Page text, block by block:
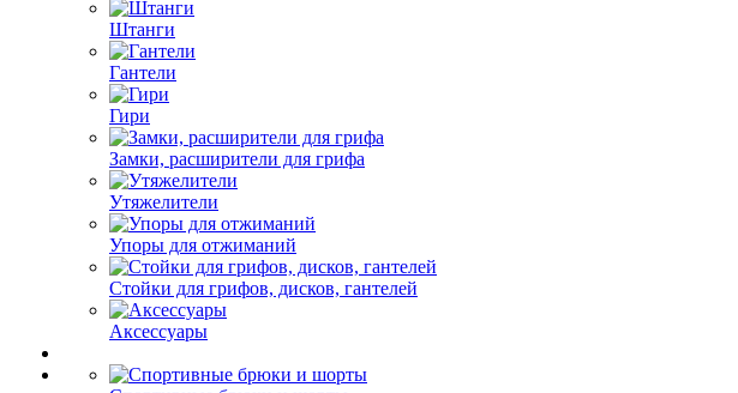
Штанги
Гантели
Гири
Замки, расширители для грифа
Утяжелители
Упоры для отжиманий
Стойки для грифов, дисков, гантелей
Аксессуары